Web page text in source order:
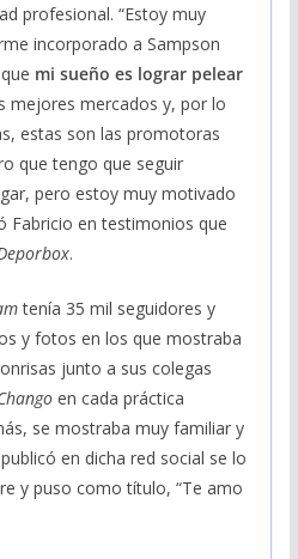
profesional. “Estoy muy
incorporado a Sampson
mi sueño es lograr pelear
mejores mercados y, por lo
estas son las promotoras
que tengo que seguir
pero estoy muy motivado
Fabricio en testimonios que
.
tenía 35 mil seguidores y
y fotos en los que mostraba
junto a sus colegas
en cada práctica
se mostraba muy familiar y
en dicha red social se lo
y puso como título, “Te amo